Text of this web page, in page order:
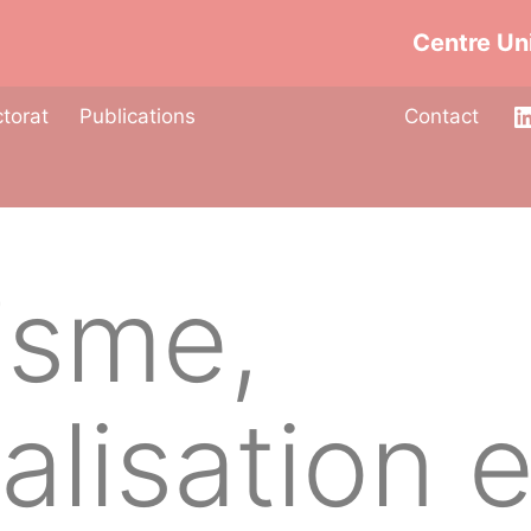
Centre
Publications Contact